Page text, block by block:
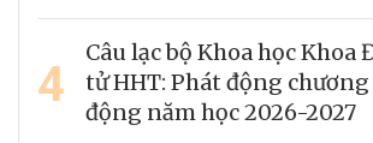
4
Câu lạc bộ Khoa học
tử HHT: Phát động
động năm học 2026-2027